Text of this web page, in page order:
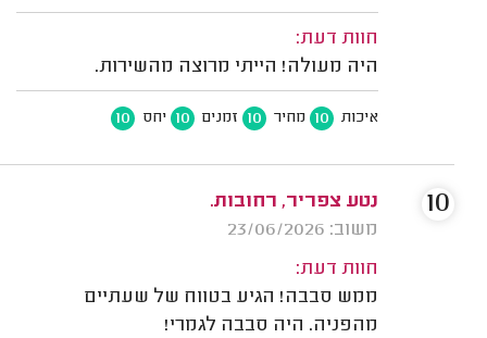
חוות דעת:
היה מעולה! הייתי מרוצה מהשירות.
איכות 10 מחיר 10 זמנים 10 יחס 10
נטע צפריר, רחובות.
משוב: 23/06/2026
חוות דעת:
ממש סבבה! הגיע בטווח של שעתיים
מהפניה. היה סבבה לגמרי!
10